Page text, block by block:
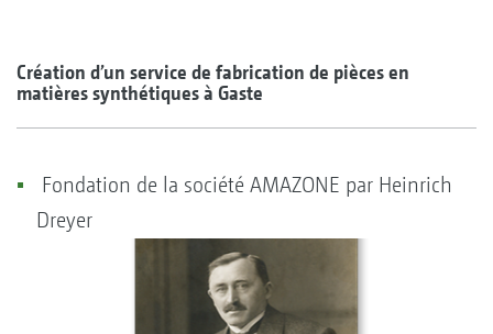
Création d’un service de fabrication de pièces en
matières synthétiques à Gaste
Fondation de la société AMAZONE par Heinrich
Dreyer